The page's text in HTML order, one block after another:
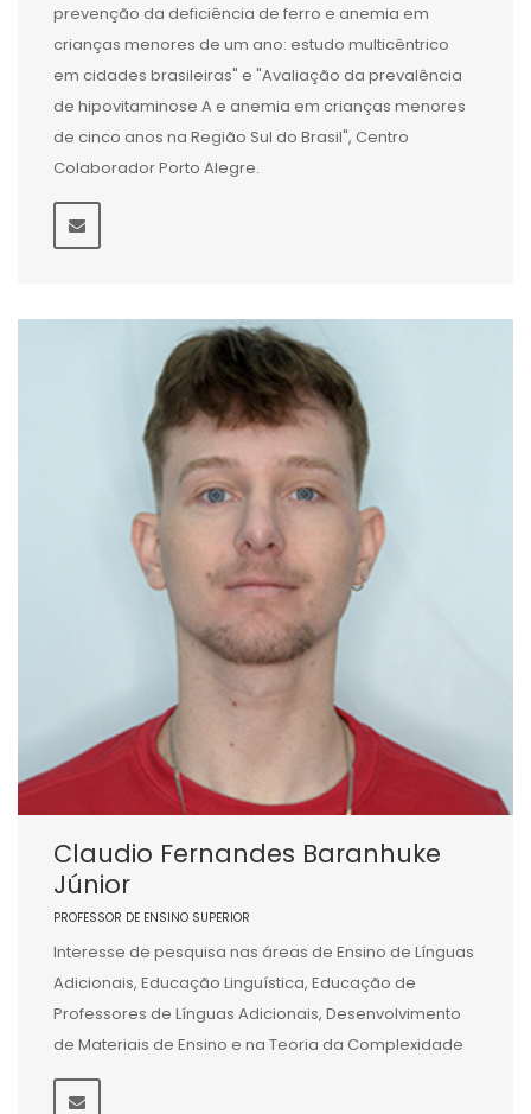
prevenção da deficiência de ferro e anemia em
crianças menores de um ano: estudo multicêntrico
em cidades brasileiras" e "Avaliação da prevalência
de hipovitaminose A e anemia em crianças menores
de cinco anos na Região Sul do Brasil", Centro
Colaborador Porto Alegre.
Claudio Fernandes Baranhuke
Júnior
PROFESSOR DE ENSINO SUPERIOR
Interesse de pesquisa nas áreas de Ensino de Línguas
Adicionais, Educação Linguística, Educação de
Professores de Línguas Adicionais, Desenvolvimento
de Materiais de Ensino e na Teoria da Complexidade